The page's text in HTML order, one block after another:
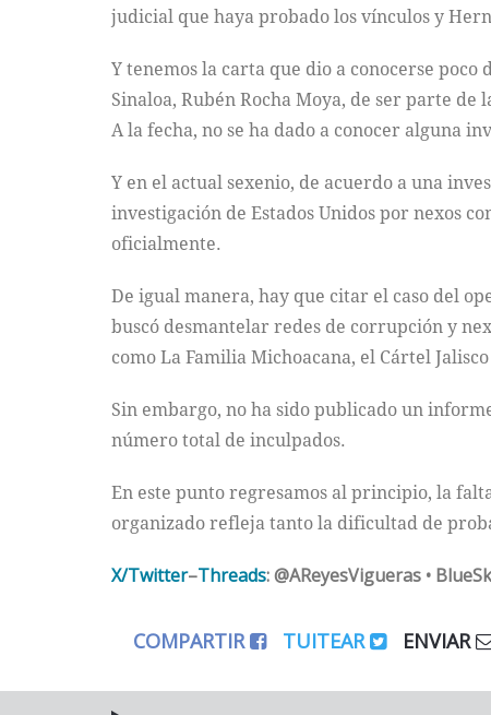
judicial que haya probado los vínculos y
Y tenemos la carta que dio a conocerse
Sinaloa, Rubén Rocha Moya, de ser parte
A la fecha, no se ha dado a conocer alguna
Y en el actual sexenio, de acuerdo a una
investigación de Estados Unidos por nexos
oficialmente.
De igual manera, hay que citar el caso del
buscó desmantelar redes de corrupción y
como La Familia Michoacana, el Cártel
Sin embargo, no ha sido publicado un
número total de inculpados.
En este punto regresamos al principio, la
organizado refleja tanto la dificultad de
X/Twitter–Threads: @AReyesVigueras •
COMPARTIR TUITEAR ENVIAR